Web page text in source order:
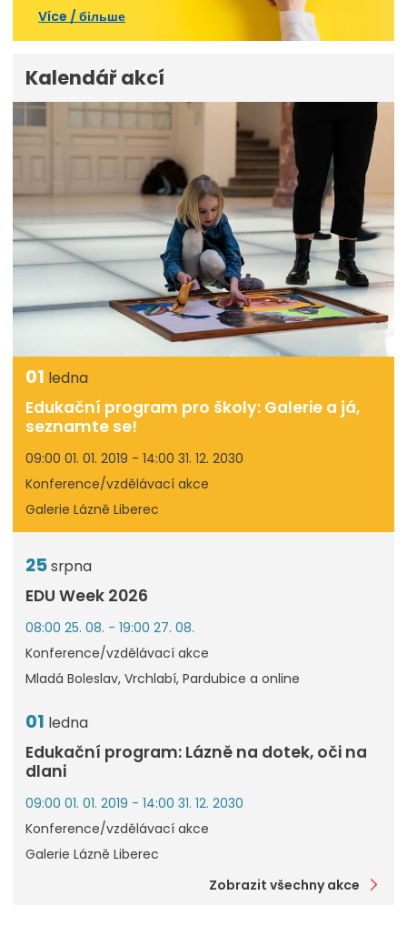
Více / більше
Kalendář akcí
01 ledna
Edukační program pro školy: Galerie a já,
seznamte se!
09:00 01. 01. 2019 - 14:00 31. 12. 2030
Konference/vzdělávací akce
Galerie Lázně Liberec
25srpna
EDU Week 2026
08:00 25. 08. - 19:00 27. 08.
Konference/vzdělávací akce
Mladá Boleslav, Vrchlabí, Pardubice a online
01 ledna
Edukační program: Lázně na dotek, oči na
dlani
09:00 01. 01. 2019 - 14:00 31. 12. 2030
Konference/vzdělávací akce
Galerie Lázně Liberec
Zobrazit všechny akce